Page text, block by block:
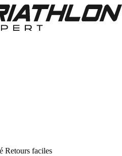
Retours faciles